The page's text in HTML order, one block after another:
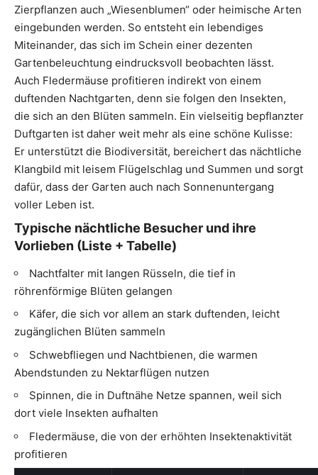
Zierpflanzen auch „Wiesenblumen“ oder heimische Arten
eingebunden werden. So entsteht ein lebendiges
Miteinander, das sich im Schein einer dezenten
Gartenbeleuchtung eindrucksvoll beobachten lässt.
Auch Fledermäuse profitieren indirekt von einem
duftenden Nachtgarten, denn sie folgen den Insekten,
die sich an den Blüten sammeln. Ein vielseitig bepflanzter
Duftgarten ist daher weit mehr als eine schöne Kulisse:
Er unterstützt die Biodiversität, bereichert das nächtliche
Klangbild mit leisem Flügelschlag und Summen und sorgt
dafür, dass der Garten auch nach Sonnenuntergang
voller Leben ist.
Typische nächtliche Besucher und ihre
Vorlieben (Liste + Tabelle)
Nachtfalter mit langen Rüsseln, die tief in
röhrenförmige Blüten gelangen
Käfer, die sich vor allem an stark duftenden, leicht
zugänglichen Blüten sammeln
Schwebfliegen und Nachtbienen, die warmen
Abendstunden zu Nektarflügen nutzen
Spinnen, die in Duftnähe Netze spannen, weil sich
dort viele Insekten aufhalten
Fledermäuse, die von der erhöhten Insektenaktivität
profitieren